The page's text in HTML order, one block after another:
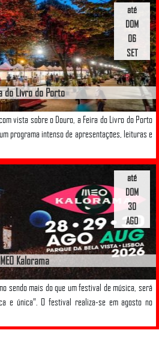
do Livro do Porto
vista sobre o Douro, a Feira do Livro do Porto
programa intenso de apresentações, leituras e
até
DOM
06
SET
MEO Kalorama
sendo mais do que um festival de música, será
e única”. O festival realiza-se em agosto no
até
DOM
30
AGO